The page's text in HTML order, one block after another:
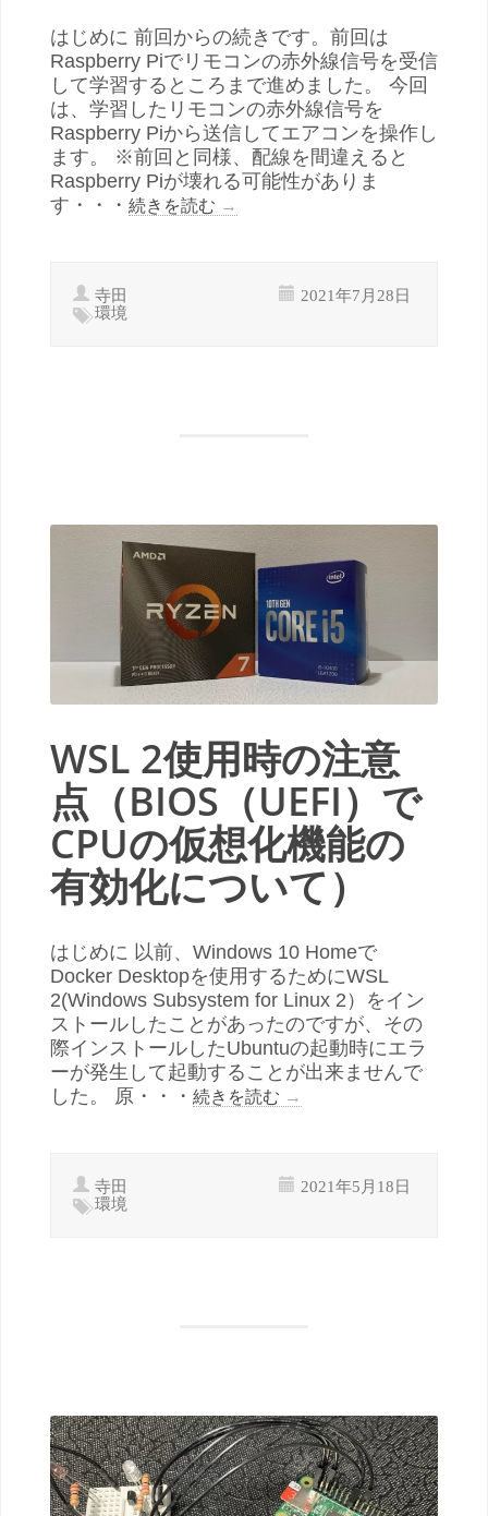
はじめに 前回からの続きです。前回は
Raspberry Piでリモコンの赤外線信号を受信
して学習するところまで進めました。 今回
は、学習したリモコンの赤外線信号を
Raspberry Piから送信してエアコンを操作し
ます。 ※前回と同様、配線を間違えると
Raspberry Piが壊れる可能性がありま
す・・・ 続きを読む →
寺田 2021年7月28日
環境
WSL 2使用時の注意
点（BIOS（UEFI）で
CPUの仮想化機能の
有効化について）
はじめに 以前、Windows 10 Homeで
Docker Desktopを使用するためにWSL
2(Windows Subsystem for Linux 2）をイン
ストールしたことがあったのですが、その
際インストールしたUbuntuの起動時にエラ
ーが発生して起動することが出来ませんで
した。 原・・・ 続きを読む →
寺田 2021年5月18日
環境